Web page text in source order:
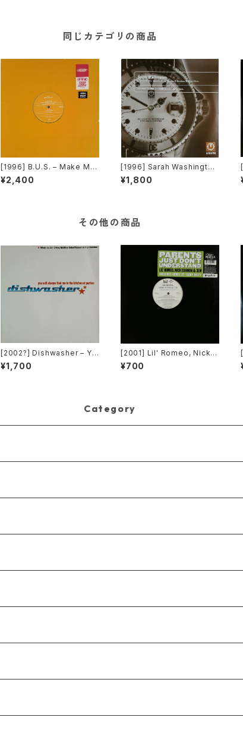
同じカテゴリの商品
[1996] B.U.S. – Make Me
Happy [Paratone][在庫B]
¥2,400
[1996] Sarah Washington
– Everything (Mood II Swi
ng / Torrales & Mendoza
¥1,800
その他の商品
[2002?] Dishwasher – Yo
u Will Always Find Me In
The Kitchen At Parties [K
¥1,700
[2001] Lil' Romeo, Nick C
annon & 3LW – Parents J
ust Don't Understand [Ji
¥700
Category